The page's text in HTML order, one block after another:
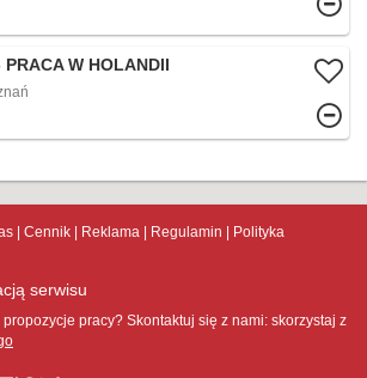
W HOLANDII
Cennik Reklama Regulamin
Polityka
serwisu
pracy? Skontaktuj się z nami: skorzystaj z